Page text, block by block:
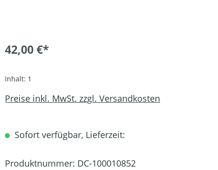
42,00 €*
Inhalt: 1
Preise inkl. MwSt. zzgl. Versandkosten
Sofort verfügbar, Lieferzeit:
Produktnummer: DC-100010852